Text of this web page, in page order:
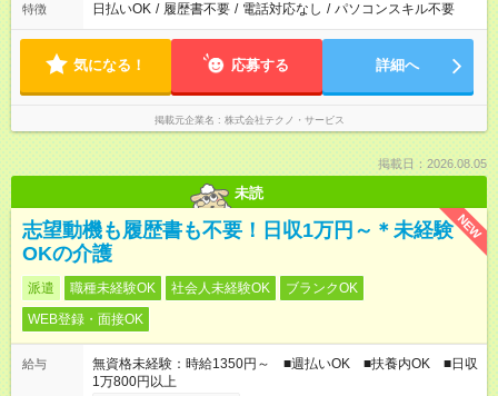
特徴 日払いOK / 履歴書不要 / 電話対応なし / パソコンスキル不要
気になる！ 応募する 詳細へ
掲載元企業名 株式会社テクノ・サービス
掲載日：2026.08.05
未読
NEW
志望動機も履歴書も不要！日収1万円～＊未経験
OKの介護
派遣 職種未経験OK 社会人未経験OK
ブランクOK
WEB登録・面接OK
給与
無資格未経験：時給1350円～ ■週払いOK ■扶養内OK ■日収
1万800円以上